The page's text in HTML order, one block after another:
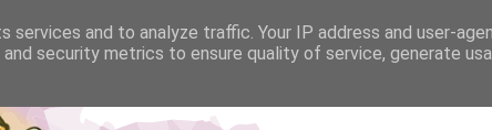
and to analyze traffic. Your IP address and user-
security metrics to ensure quality of service, generate